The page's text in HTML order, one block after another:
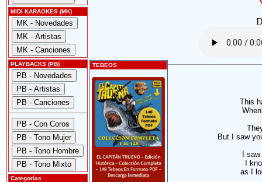
MIDI KARAOKES (MK)
PLAYBACKS (PB)
Categorías
TEBEOS
This
But I saw
I
I
as I